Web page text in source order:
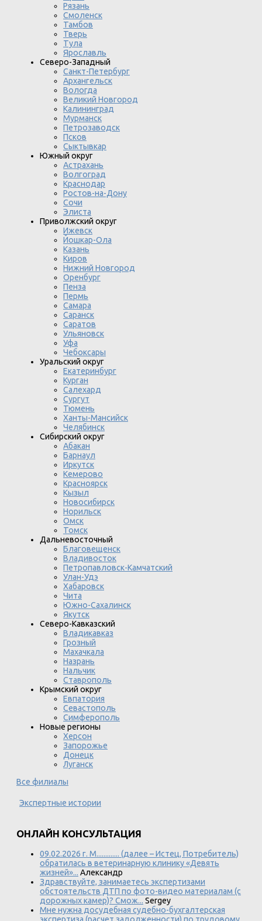
Рязань
Смоленск
Тамбов
Тверь
Тула
Ярославль
Северо-Западный
Санкт-Петербург
Архангельск
Вологда
Великий Новгород
Калининград
Мурманск
Петрозаводск
Псков
Сыктывкар
Южный округ
Астрахань
Волгоград
Краснодар
Ростов-на-Дону
Сочи
Элиста
Приволжский округ
Ижевск
Йошкар-Ола
Казань
Киров
Нижний Новгород
Оренбург
Пенза
Пермь
Самара
Саранск
Саратов
Ульяновск
Уфа
Чебоксары
Уральский округ
Екатеринбург
Курган
Салехард
Сургут
Тюмень
Ханты-Мансийск
Челябинск
Сибирский округ
Абакан
Барнаул
Иркутск
Кемерово
Красноярск
Кызыл
Новосибирск
Норильск
Омск
Томск
Дальневосточный
Благовещенск
Владивосток
Петропавловск-Камчатский
Улан-Удэ
Хабаровск
Чита
Южно-Сахалинск
Якутск
Северо-Кавказский
Владикавказ
Грозный
Махачкала
Назрань
Нальчик
Ставрополь
Крымский округ
Евпатория
Севастополь
Симферополь
Новые регионы
Херсон
Запорожье
Донецк
Луганск
Все филиалы
Экспертные истории
ОНЛАЙН КОНСУЛЬТАЦИЯ
09.02.2026 г. М............. (далее – Истец, Потребитель)
обратилась в ветеринарную клинику «Девять
жизней»... Александр
Здравствуйте, занимаетесь экспертизами
обстоятельств ДТП по фото-видео материалам (с
дорожных камер)? Смож... Sergey
Мне нужна досудебная судебно-бухгалтерская
экспертиза (расчет задолженности) по трудовому